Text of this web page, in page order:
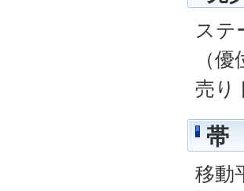
ステ
（
売り
帯
移動